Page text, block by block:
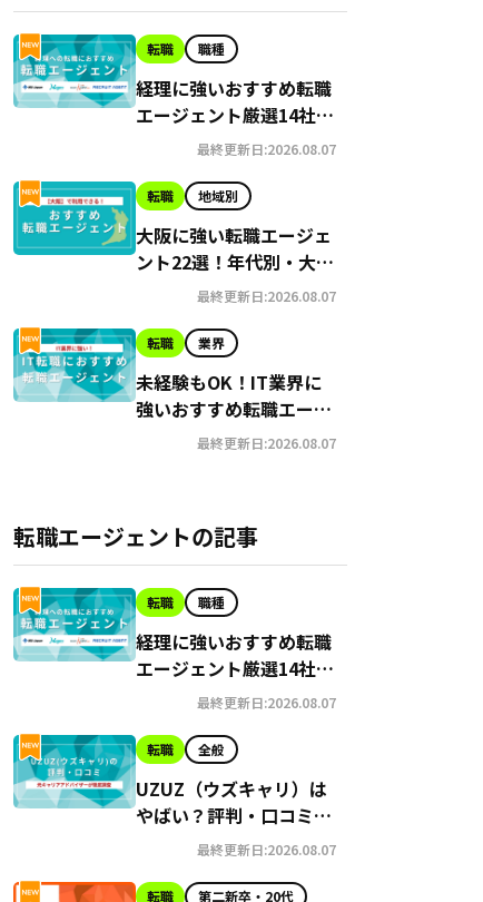
転職 職種
経理に強いおすすめ転職
エージェント厳選14社｜
未経験者向けのサービス
最終更新日:2026.08.07
転職 地域別
大阪に強い転職エージェ
ント22選！年代別・大
手・地域密着型にわけて
最終更新日:2026.08.07
転職 業界
未経験もOK！IT業界に
強いおすすめ転職エージ
ェント19社【2026年最
最終更新日:2026.08.07
転職エージェントの記事
転職 職種
経理に強いおすすめ転職
エージェント厳選14社｜
未経験者向けのサービス
最終更新日:2026.08.07
転職 全般
UZUZ（ウズキャリ）は
やばい？評判・口コミを
プロが徹底解説
最終更新日:2026.08.07
転職 第二新卒・20代